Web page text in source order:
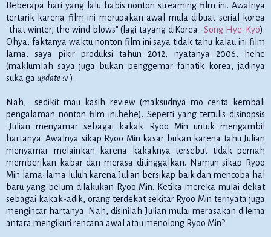
Beberapa hari yang lalu habis nonton streaming film ini. Awalnya
tertarik karena film ini merupakan awal mula dibuat serial korea
"that winter, the wind blows" (lagi tayang diKorea -Song Hye-Kyo).
Ohya, faktanya waktu nonton film ini saya tidak tahu kalau ini film
lama, saya pikir produksi tahun 2012, nyatanya 2006, hehe
(maklumlah saya juga bukan penggemar fanatik korea, jadinya
suka ga update :v )..
Nah, sedikit mau kasih review (maksudnya mo cerita kembali
pengalaman nonton film ini.hehe). Seperti yang tertulis disinopsis
"Julian menyamar sebagai kakak Ryoo Min untuk mengambil
hartanya. Awalnya sikap Ryoo Min kasar bukan karena tahu Julian
menyamar melainkan karena kakaknya tersebut tidak pernah
memberikan kabar dan merasa ditinggalkan. Namun sikap Ryoo
Min lama-lama luluh karena Julian bersikap baik dan mencoba hal
baru yang belum dilakukan Ryoo Min. Ketika mereka mulai dekat
sebagai kakak-adik, orang terdekat sekitar Ryoo Min ternyata juga
mengincar hartanya. Nah, disinilah Julian mulai merasakan dilema
antara mengikuti rencana awal atau menolong Ryoo Min?"